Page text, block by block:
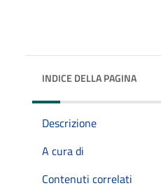
INDICE DELLA PAGINA
Descrizione
A cura di
Contenuti correlati